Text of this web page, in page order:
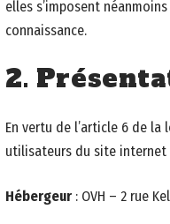
elles s’imposent
connaissance.
2.
En vertu de l’article 6 de la
utilisateurs du site internet
Hébergeur : OVH – 2 rue